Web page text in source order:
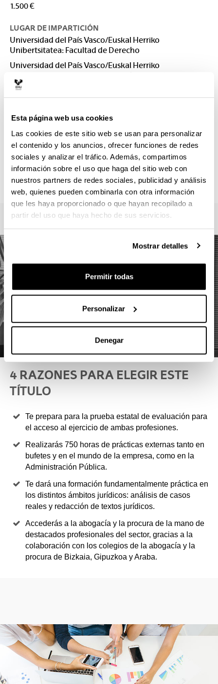
Esta página web usa cookies
Las cookies de este sitio web se usan para personalizar
el contenido y los anuncios, ofrecer funciones de redes
sociales y analizar el tráfico. Además, compartimos
información sobre el uso que haga del sitio web con
nuestros partners de redes sociales, publicidad y análisis
web, quienes pueden combinarla con otra información
que les haya proporcionado o que hayan recopilado a
partir del uso que haya hecho de sus servicios.
Mostrar detalles
Permitir todas
Personalizar
Denegar
1.500 €
LUGAR DE IMPARTICIÓN
Universidad del País Vasco/Euskal Herriko
Unibertsitatea: Facultad de Derecho
Universidad del País Vasco/Euskal Herriko
CONTACTO
SUBERBIOLA GARBIZU, IRUNE
irune.suberbiola@ehu.eus
Secretaría :
Secretarías
masterbiz@ehu.es; mastergip@ehu.es
943 018085 / 946 013 151
4 RAZONES PARA ELEGIR ESTE
TÍTULO
Te prepara para la prueba estatal de evaluación para
el acceso al ejercicio de ambas profesiones.
Realizarás 750 horas de prácticas externas tanto en
bufetes y en el mundo de la empresa, como en la
Administración Pública.
Te dará una formación fundamentalmente práctica en
los distintos ámbitos jurídicos: análisis de casos
reales y redacción de textos jurídicos.
Accederás a la abogacía y la procura de la mano de
destacados profesionales del sector, gracias a la
colaboración con los colegios de la abogacía y la
procura de Bizkaia, Gipuzkoa y Araba.